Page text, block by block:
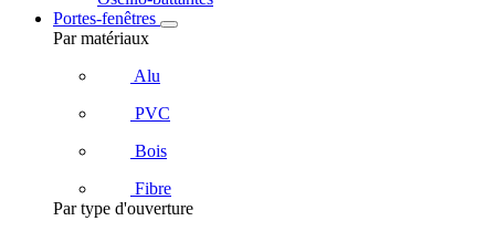
Portes-fenêtres
Par matériaux
Alu
PVC
Bois
Fibre
Par type d'ouverture